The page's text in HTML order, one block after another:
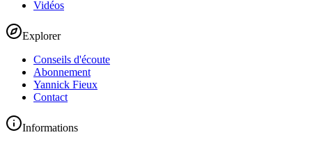
Vidéos
Explorer
Conseils d'écoute
Abonnement
Yannick Fieux
Contact
Informations